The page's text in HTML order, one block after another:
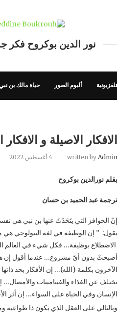
نور الدين بوكروح فكر
ألبوم الصور حياة مالك بن
الافكار الاصيلة و الافكار
written by Admin 4 أغسطس 2022
بقلم نورالدين بوكروح
ترجمة عبد الحميد بن حسان
يقول: ” إن الوظيفة في لغة البيولوجي هي
الاضطلاع بوظيفة… فكل شيء في العالم
أصبحتْ بدون أيّ مشروع… عندما أقول إن
الآخرون بكلمة (الله)… إن الأفكار بحد
تختلف عن الغذاء والفيتامينات
الإنسان وفي الحياة على السواء… إن أثر
وبالتالي على العقل الذي يكون ذا طواعية